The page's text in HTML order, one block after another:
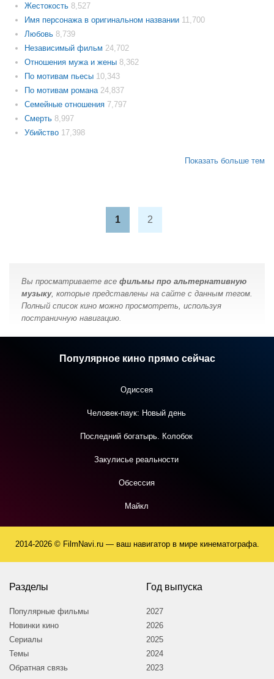
Жестокость 8,527
Имя персонажа в оригинальном названии 11,700
Любовь 8,739
Независимый фильм 24,702
Отношения мужа и жены 8,362
По мотивам пьесы 10,343
По мотивам романа 24,837
Семейные отношения 7,797
Смерть 8,997
Убийство 17,398
Показать больше тем
1 2
Вы просматриваете все фильмы про альтернативную
музыку, которые представлены на сайте с данным тегом.
Полный список кино можно просмотреть, используя
постраничную навигацию.
Популярное кино прямо сейчас
Одиссея
Человек-паук: Новый день
Последний богатырь. Колобок
Закулисье реальности
Обсессия
Майкл
2014-2026 © FilmNavi.ru — ваш навигатор в мире кинематографа.
Разделы
Популярные фильмы
Новинки кино
Сериалы
Темы
Обратная связь
Год выпуска
2027
2026
2025
2024
2023